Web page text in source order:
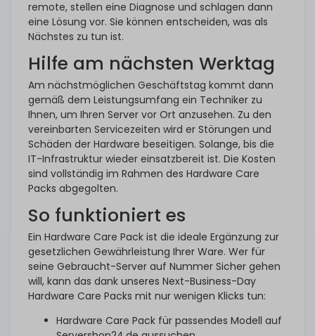
remote, stellen eine Diagnose und schlagen dann
eine Lösung vor. Sie können entscheiden, was als
Nächstes zu tun ist.
Hilfe am nächsten Werktag
Am nächstmöglichen Geschäftstag kommt dann
gemäß dem Leistungsumfang ein Techniker zu
Ihnen, um Ihren Server vor Ort anzusehen. Zu den
vereinbarten Servicezeiten wird er Störungen und
Schäden der Hardware beseitigen. Solange, bis die
IT-Infrastruktur wieder einsatzbereit ist. Die Kosten
sind vollständig im Rahmen des Hardware Care
Packs abgegolten.
So funktioniert es
Ein Hardware Care Pack ist die ideale Ergänzung zur
gesetzlichen Gewährleistung Ihrer Ware. Wer für
seine Gebraucht-Server auf Nummer Sicher gehen
will, kann das dank unseres Next-Business-Day
Hardware Care Packs mit nur wenigen Klicks tun:
Hardware Care Pack für passendes Modell auf